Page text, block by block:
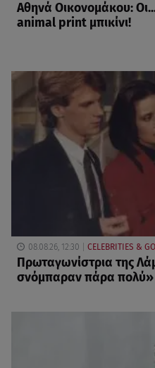
Αθηνά Οικονομάκου:
animal print μπικίνι!
08.08.26, 12:30 CELEBRITIES &
Πρωταγωνίστρια της
σνόμπαραν πάρα πολύ»